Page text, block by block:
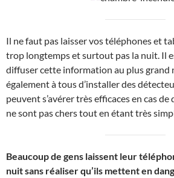
Il ne faut pas laisser vos téléphones et
trop longtemps et surtout pas la nuit. Il
diffuser cette information au plus grand
également à tous d’installer des
peuvent s’avérer très efficaces en cas de
ne sont pas chers tout en étant très
Beaucoup de gens laissent leur
nuit sans réaliser qu’ils mettent en